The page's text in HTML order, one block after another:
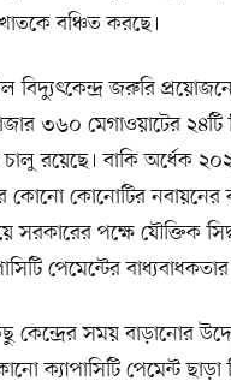
বঞ্চিত করছে।
বিদ্যুৎকেন্দ্র জরুরি
৩৬০ মেগাওয়াটের
রয়েছে। বাকি অর্ধেক
কোনো কোনোটির নবায়নের
সরকারের পক্ষে যৌক্তিক
পেমেন্টের
কেন্দ্রের সময় বাড়ানোর
ক্যাপাসিটি পেমেন্ট